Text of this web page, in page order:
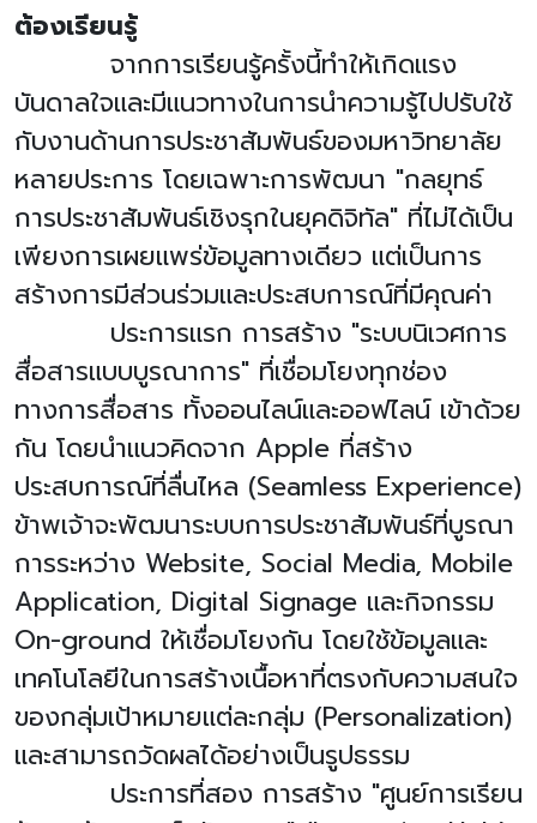
ต้องเรียนรู้
จากการเรียนรู้ครั้งนี้ทำให้เกิดแรง
บันดาลใจและมีแนวทางในการนำความรู้ไปปรับใช้
กับงานด้านการประชาสัมพันธ์ของมหาวิทยาลัย
หลายประการ โดยเฉพาะการพัฒนา "กลยุทธ์
การประชาสัมพันธ์เชิงรุกในยุคดิจิทัล" ที่ไม่ได้เป็น
เพียงการเผยแพร่ข้อมูลทางเดียว แต่เป็นการ
สร้างการมีส่วนร่วมและประสบการณ์ที่มีคุณค่า
ประการแรก การสร้าง "ระบบนิเวศการ
สื่อสารแบบบูรณาการ" ที่เชื่อมโยงทุกช่อง
ทางการสื่อสาร ทั้งออนไลน์และออฟไลน์ เข้าด้วย
กัน โดยนำแนวคิดจาก Apple ที่สร้าง
ประสบการณ์ที่ลื่นไหล (Seamless Experience)
ข้าพเจ้าจะพัฒนาระบบการประชาสัมพันธ์ที่บูรณา
การระหว่าง Website, Social Media, Mobile
Application, Digital Signage และกิจกรรม
On-ground ให้เชื่อมโยงกัน โดยใช้ข้อมูลและ
เทคโนโลยีในการสร้างเนื้อหาที่ตรงกับความสนใจ
ของกลุ่มเป้าหมายแต่ละกลุ่ม (Personalization)
และสามารถวัดผลได้อย่างเป็นรูปธรรม
ประการที่สอง การสร้าง "ศูนย์การเรียน